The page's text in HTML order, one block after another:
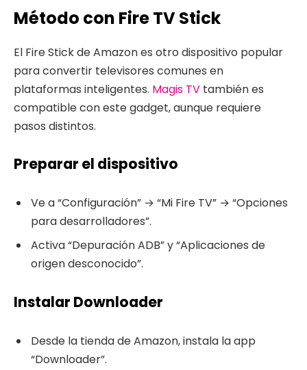
Método con Fire TV Stick
El Fire Stick de Amazon es otro dispositivo popular
para convertir televisores comunes en
plataformas inteligentes. Magis TV también es
compatible con este gadget, aunque requiere
pasos distintos.
Preparar el dispositivo
Ve a “Configuración” → “Mi Fire TV” → “Opciones
para desarrolladores”.
Activa “Depuración ADB” y “Aplicaciones de
origen desconocido”.
Instalar Downloader
Desde la tienda de Amazon, instala la app
“Downloader”.